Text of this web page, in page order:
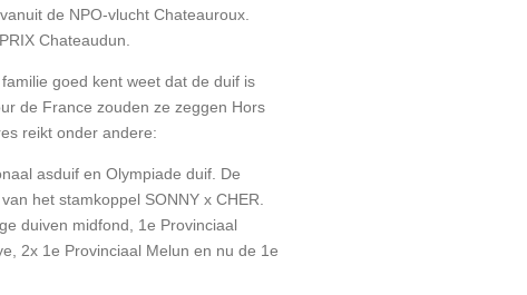
de NPO-vlucht Chateauroux.
Chateaudun.
familie goed kent weet dat de duif is
de France zouden ze zeggen Hors
reikt onder andere:
asduif en Olympiade duif. De
van het stamkoppel SONNY x CHER.
duiven midfond, 1e Provinciaal
2x 1e Provinciaal Melun en nu de 1e